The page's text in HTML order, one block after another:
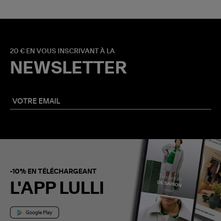
20 € EN VOUS INSCRIVANT À LA
NEWSLETTER
-10% EN TÉLÉCHARGEANT
L'APP LULLI